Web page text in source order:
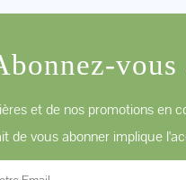
vous
et de nos promotions
de vous abonner implique